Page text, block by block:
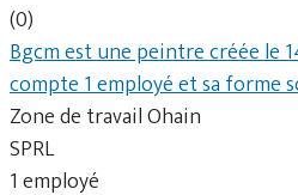
(0)
Bgcm est une peintre créée le
compte 1 employé et sa forme
Zone de travail Ohain
SPRL
1 employé